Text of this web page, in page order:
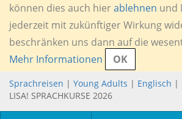
können dies auch hierablehnen und
jederzeit mit zukünftiger Wirkung
beschränken uns dann auf die
Mehr Informationen
OK
Sprachreisen | Young Adults | Englisch |
LISA! SPRACHKURSE 2026